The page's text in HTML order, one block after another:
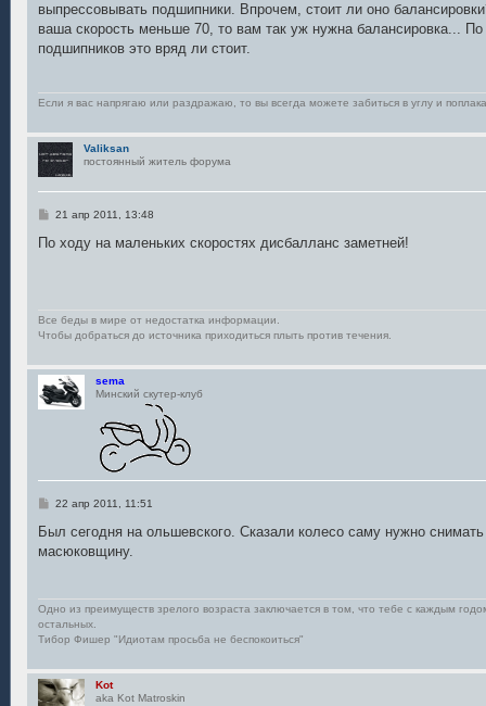
выпрессовывать подшипники. Впрочем, стоит ли оно
ваша скорость меньше 70, то вам так уж нужна балансировка...
подшипников это вряд ли стоит.
Если я вас напрягаю или раздражаю, то вы всегда можете забиться в углу и
Valiksan
постоянный житель форума
С
о
е
21 апр 2011, 13:48
По ходу на маленьких скоростях дисбалланс заметней!
Все беды в мире от недостатка информации.
Чтобы добраться до источника приходиться плыть против течения.
sema
Минский скутер-клуб
С
о
щ
е
22 апр 2011, 11:51
Был сегодня на ольшевского. Сказали колесо саму нужно
масюковщину.
Одно из преимуществ зрелого возраста заключается в том, что тебе с каждым
остальных.
Тибор Фишер "Идиотам просьба не беспокоиться"
Kot
aka Kot Matroskin